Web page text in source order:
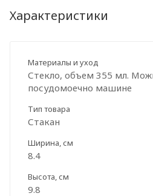
Характеристики
Материалы и уход
Стекло, объем 355 мл.
посудомоечно машине
Тип товара
Стакан
Ширина, см
8.4
Высота, см
9.8